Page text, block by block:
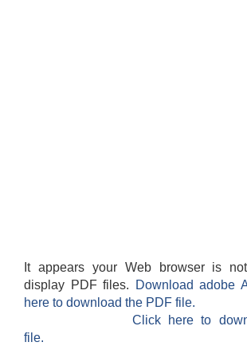
It appears your Web browser is
display PDF files.
Download adobe
here to download the PDF file.
Click here to
file.